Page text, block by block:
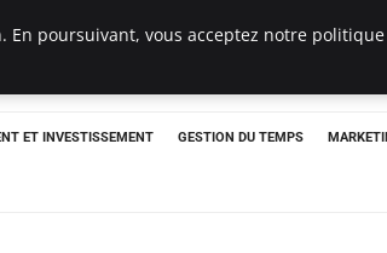
ET INVESTISSEMENT GESTION DU TEMPS
poursuivant, vous acceptez notre